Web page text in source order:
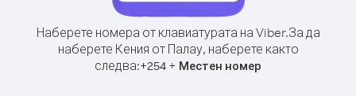
Наберете номера от клавиатурата на Viber.За да
наберете Кения от Палау, наберете както
следва:+254 + Местен номер